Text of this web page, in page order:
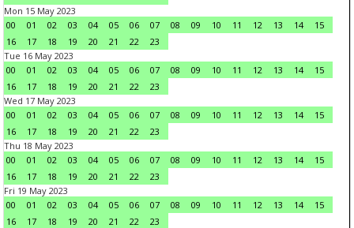
Mon 15 May 2023
00
01 02 03 04 05 06 07 08 09 10 11 12 13 14
15
16
17 18 19 20 21 22
23
Tue 16 May 2023
00
01 02 03 04 05 06 07 08 09 10 11 12 13 14
15
16
17 18 19 20 21 22
23
Wed 17 May 2023
00
01 02 03 04 05 06 07 08 09 10 11 12 13 14
15
16
17 18 19 20 21 22
23
Thu 18 May 2023
00
01 02 03 04 05 06 07 08 09 10 11 12 13 14
15
16
17 18 19 20 21 22
23
Fri 19 May 2023
00
01 02 03 04 05 06 07 08 09 10 11 12 13 14
15
16
17 18 19 20 21 22
23